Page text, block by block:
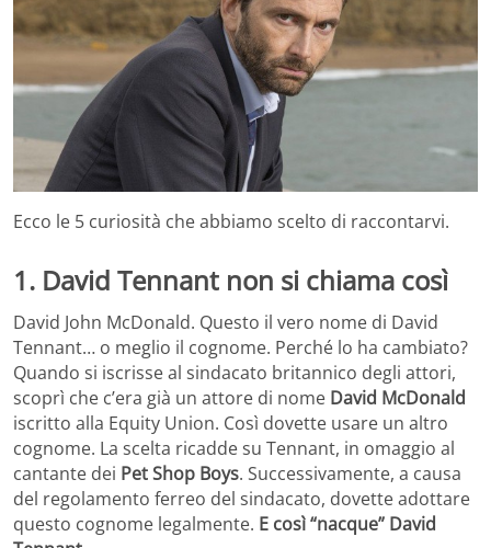
Ecco le 5 curiosità che abbiamo scelto di raccontarvi.
1. David Tennant non si chiama così
David John McDonald. Questo il vero nome di David
Tennant… o meglio il cognome. Perché lo ha cambiato?
Quando si iscrisse al sindacato britannico degli attori,
scoprì che c’era già un attore di nome David McDonald
iscritto alla Equity Union. Così dovette usare un altro
cognome. La scelta ricadde su Tennant, in omaggio al
cantante dei Pet Shop Boys. Successivamente, a causa
del regolamento ferreo del sindacato, dovette adottare
questo cognome legalmente. E così “nacque” David